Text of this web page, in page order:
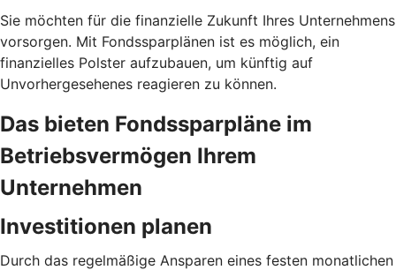
Sie möchten für die finanzielle Zukunft Ihres Unternehmens
vorsorgen. Mit Fondssparplänen ist es möglich, ein
finanzielles Polster aufzubauen, um künftig auf
Unvorhergesehenes reagieren zu können.
Das bieten Fondssparpläne im
Betriebsvermögen Ihrem
Unternehmen
Investitionen planen
Durch das regelmäßige Ansparen eines festen monatlichen